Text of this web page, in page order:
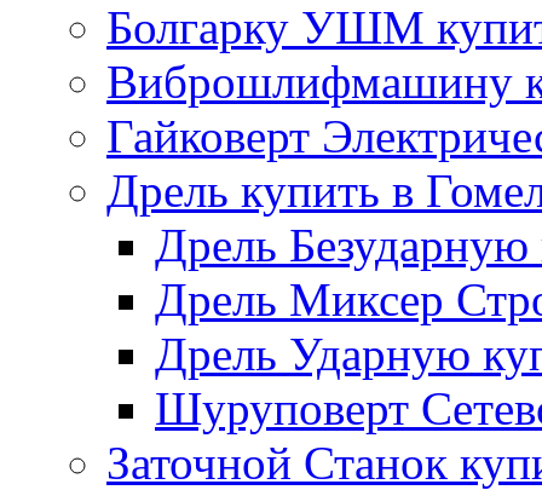
Болгарку УШМ
Виброшлифмашину
Гайковерт
Дрель купить в
Дрель Безударную
Дрель Миксер
Дрель Ударную
Шуруповерт
Заточной Станок